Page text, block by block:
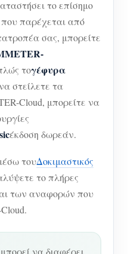
το επίσημο
παρέχεται από
σας, μπορείτε
τογέφυρα
στείλετε τα
Cloud, μπορείτε να
έκδοση δωρεάν.
τουΔοκιμαστικός
το πλήρες
των αναφορών που
να διαφέρει